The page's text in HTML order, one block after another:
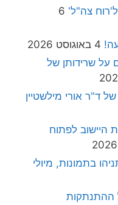
צה"ל' 6
4 באוגוסט 2026
על שרידותן של
ד"ר אורי מילשטיין
היישוב לפתוח
בתמונות, מיולי
ההתנתקות